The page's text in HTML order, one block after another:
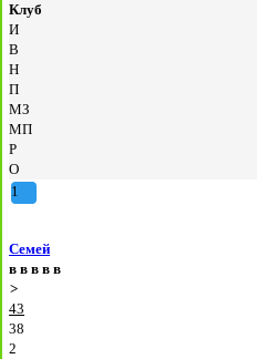
Клуб
И
В
Н
П
МЗ
МП
Р
О
1
Семей
в в в в в
>
43
38
2